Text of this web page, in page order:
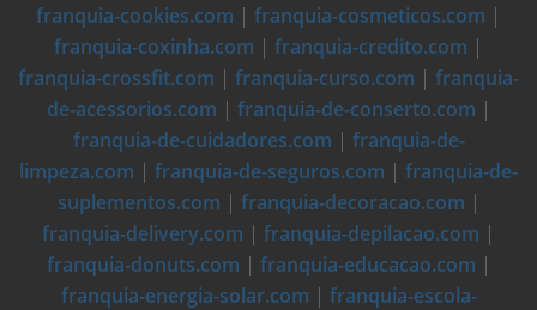
franquia-cookies.com | franquia-cosmeticos.com |
franquia-coxinha.com | franquia-credito.com |
franquia-crossfit.com | franquia-curso.com | franquia-
de-acessorios.com | franquia-de-conserto.com |
franquia-de-cuidadores.com | franquia-de-
limpeza.com | franquia-de-seguros.com | franquia-de-
suplementos.com | franquia-decoracao.com |
franquia-delivery.com | franquia-depilacao.com |
franquia-donuts.com | franquia-educacao.com |
franquia-energia-solar.com | franquia-escola-